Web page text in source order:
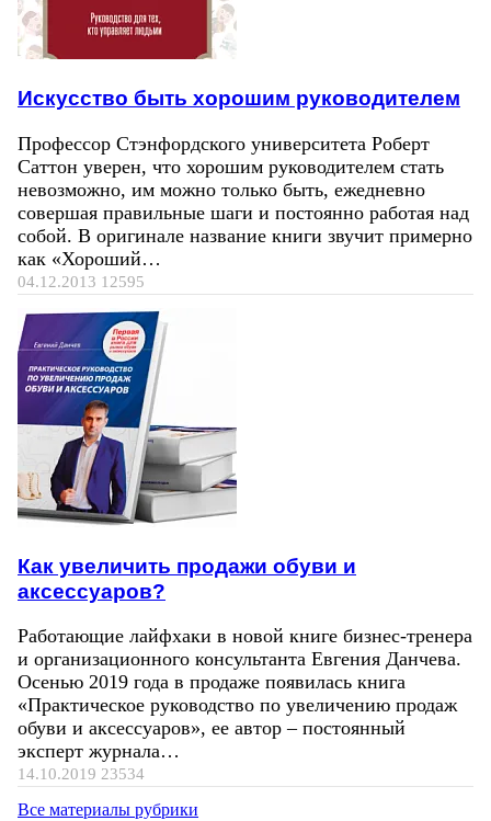
Искусство быть хорошим руководителем
Профессор Стэнфордского университета Роберт
Саттон уверен, что хорошим руководителем стать
невозможно, им можно только быть, ежедневно
совершая правильные шаги и постоянно работая над
собой. В оригинале название книги звучит примерно
как «Хороший…
04.12.2013 12595
Как увеличить продажи обуви и
аксессуаров?
Работающие лайфхаки в новой книге бизнес-тренера
и организационного консультанта Евгения Данчева.
Осенью 2019 года в продаже появилась книга
«Практическое руководство по увеличению продаж
обуви и аксессуаров», ее автор – постоянный
эксперт журнала…
14.10.2019 23534
Все материалы рубрики